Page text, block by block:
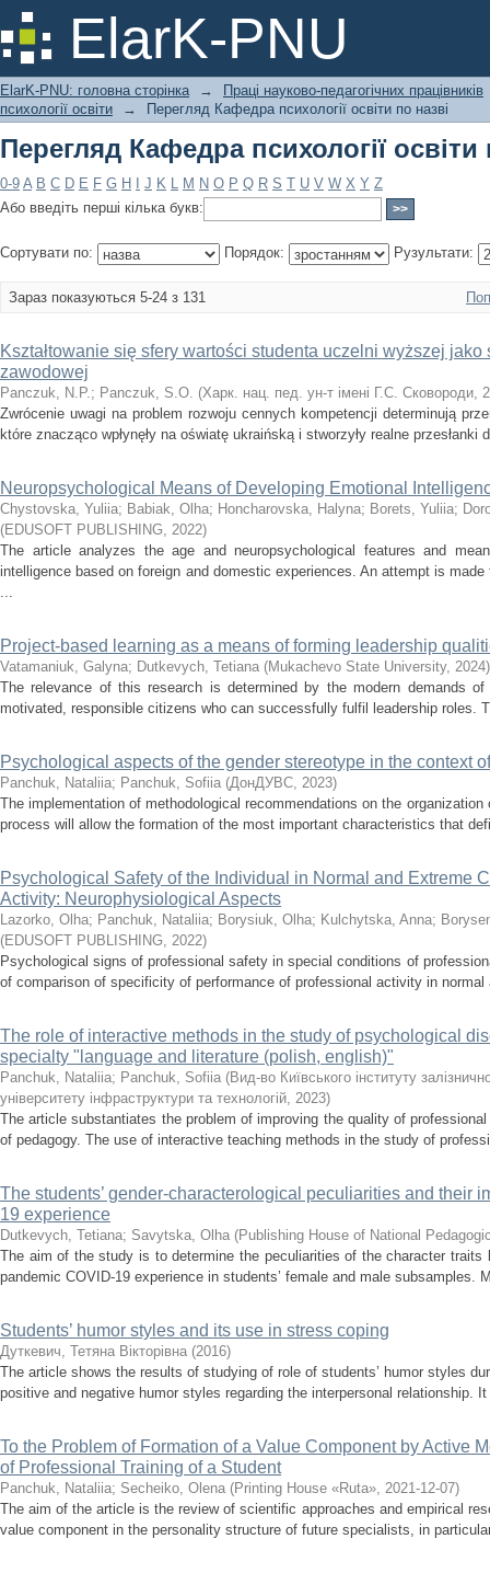
ElarK-PNU
Перегляд Кафедра психології освіти
ElarK-PNU: головна сторінка →
Праці науково-педагогічних працівників
психології освіти
→ Перегляд Кафедра психології освіти по назві
Перегляд Кафедра психології освіти
0-9 A B C D E F G H J K L M N O P Q R S T U V W X Y Z
Або введіть перші кілька букв:
Сортувати по: Порядок: Рузультати:
Зараз показуються 5-24 з 131
Kształtowanie się sfery wartości studenta uczelni wyższej jako
zawodowej
Panczuk, N.P.; Panczuk, S.O. (Харк. нац. пед. ун-т імені Г.С. Сковороди,
Zwrócenie uwagi na problem rozwoju cennych kompetencji determinują
które znacząco wpłynęły na oświatę ukraińską i stworzyły realne przesłanki
Neuropsychological Means of Developing Emotional
Chystovska, Yuliia; Babiak, Olha; Honcharovska, Наlyna; Borets, Yuliia;
(EDUSOFT PUBLISHING, 2022)
The article analyzes the age and neuropsychological features and
intelligence based on foreign and domestic experiences. An attempt is
...
Project-based learning as a means of forming leadership
Vatamaniuk, Galyna; Dutkevych, Tetiana (Mukachevo State University, 2024)
The relevance of this research is determined by the modern demands
motivated, responsible citizens who can successfully fulfil leadership roles.
Psychological aspects of the gender stereotype in the context
Panchuk, Nataliia; Panchuk, Sofiia (ДонДУВС, 2023)
The implementation of methodological recommendations on the
process will allow the formation of the most important characteristics that
Psychological Safety of the Individual in Normal and Extreme
Activity: Neurophysiological Aspects
Lazorko, Olha; Panchuk, Nataliia; Borysiuk, Olha; Kulchytska, Anna;
(EDUSOFT PUBLISHING, 2022)
Psychological signs of professional safety in special conditions of
of comparison of specificity of performance of professional activity in
The role of interactive methods in the study of psychological
specialty "language and literature (polish, english)"
Panchuk, Nataliia; Panchuk, Sofiia (Вид-во Київського інституту
університету інфраструктури та технологій, 2023)
The article substantiates the problem of improving the quality of
of pedagogy. The use of interactive teaching methods in the study of
The students’ gender-characterological peculiarities and their
19 experience
Dutkevych, Tetiana; Savytska, Olha (Publishing House of National
The aim of the study is to determine the peculiarities of the character
pandemic COVID-19 experience in students’ female and male subsamples.
Students’ humor styles and its use in stress coping
Дуткевич, Тетяна Вікторівна (2016)
The article shows the results of studying of role of students’ humor styles
positive and negative humor styles regarding the interpersonal relationship.
To the Problem of Formation of a Value Component by Active
of Professional Training of a Student
Panchuk, Nataliia; Secheiko, Olena (Printing House «Ruta», 2021-12-07)
The aim of the article is the review of scientific approaches and empirical
value component in the personality structure of future specialists, in